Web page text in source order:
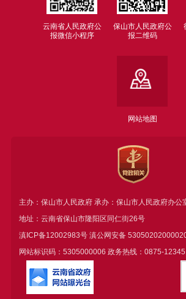
云南省人民政府公
报微信小程序
保山市人民政府公
报二维码
网站地图
主办：保山市人民政府 承办：保山市人民政府办公
地址：云南省保山市隆阳区同仁街26号
滇ICP备12002983号滇公网安备
网站标识码：5305000006 政务热线：0875-12345